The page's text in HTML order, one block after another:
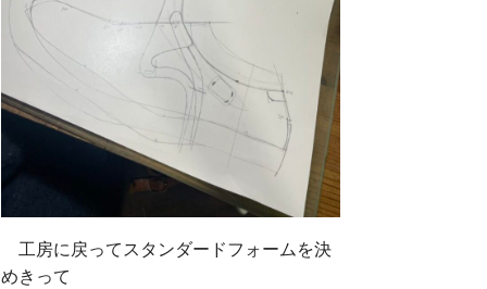
工房に戻ってスタンダードフォームを決
めきって